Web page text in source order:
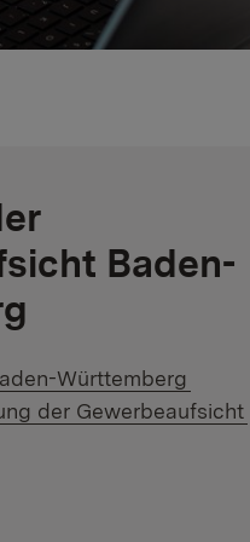
Baden-
Württemberg
der Gewerbeaufsicht